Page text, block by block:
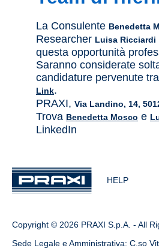
La Consulente Benedetta
Researcher Luisa Ricciardi
questa opportunità
Saranno considerate
candidature pervenute
Link.
PRAXI, Via Landino, 14,
Trova Benedetta Mosco e
LinkedIn
HELP
Copyright © 2026 PRAXI S.p.A. - All
Sede Legale e Amministrativa: C.so